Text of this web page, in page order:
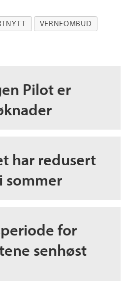
VERNEOMBUD
Pilot er
har redusert
sommer
for
senhøst